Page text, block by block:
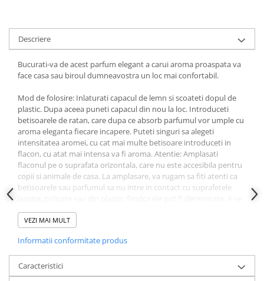
Descriere
Bucurati-va de acest parfum elegant a carui aroma proaspata va
face casa sau biroul dumneavostra un loc mai confortabil.
Mod de folosire: Inlaturati capacul de lemn si scoateti dopul de
plastic. Dupa aceea puneti capacul din nou la loc. Introduceti
betisoarele de ratan, care dupa ce absorb parfumul vor umple cu
aroma eleganta fiecare incapere. Puteti singuri sa alegeti
intensitatea aromei, cu cat mai multe betisoare introduceti in
flacon, cu atat mai intensa va fi aroma. Atentie: Amplasati
flaconul pe o suprafata orizontala, care nu este accesibila pentru
copii si animale de casa. La amplasare, va rugam sa fiti atenti ca
betisoarele sau parfumul sa nu intre in contact cu suprafetele
pastra si utiliza la temperaturi de la 5 la 30 grade Celsius. Nu
expuneti la lumina directa a soarelui
VEZI MAI MULT
Informatii conformitate produs
Caracteristici